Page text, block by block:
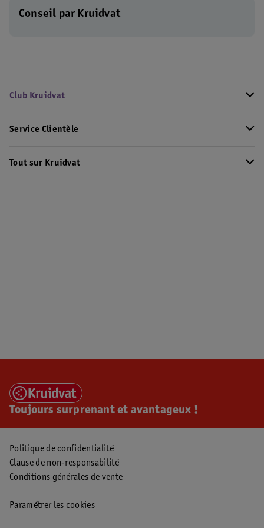
Conseil par Kruidvat
Club Kruidvat
Service Clientèle
Tout sur Kruidvat
Toujours surprenant et avantageux !
Politique de confidentialité
Clause de non-responsabilité
Conditions générales de vente
Paramétrer les cookies